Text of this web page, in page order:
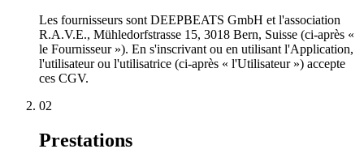
Les fournisseurs sont DEEPBEATS GmbH et l'association
R.A.V.E., Mühledorfstrasse 15, 3018 Bern, Suisse (ci-après «
le Fournisseur »). En s'inscrivant ou en utilisant l'Application,
l'utilisateur ou l'utilisatrice (ci-après « l'Utilisateur ») accepte
ces CGV.
02
Prestations